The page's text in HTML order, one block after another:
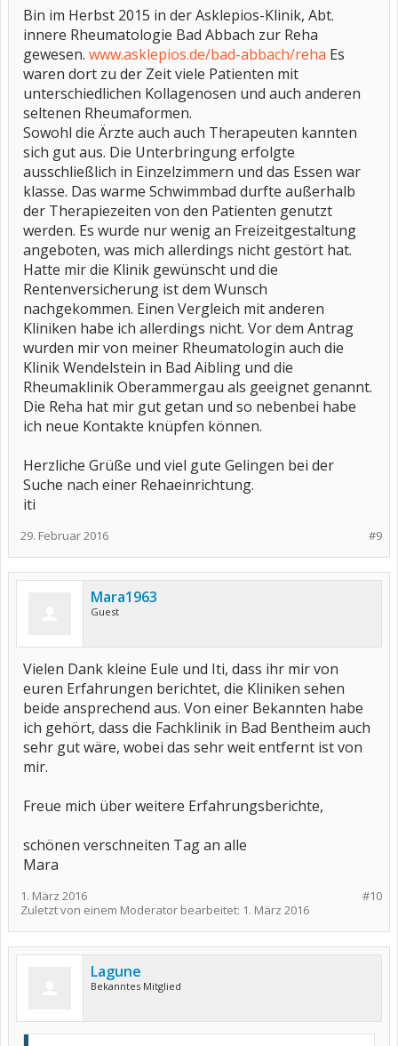
Bin im Herbst 2015 in der Asklepios-Klinik, Abt.
innere Rheumatologie Bad Abbach zur Reha
gewesen. www.asklepios.de/bad-abbach/reha Es
waren dort zu der Zeit viele Patienten mit
unterschiedlichen Kollagenosen und auch anderen
seltenen Rheumaformen.
Sowohl die Ärzte auch auch Therapeuten kannten
sich gut aus. Die Unterbringung erfolgte
ausschließlich in Einzelzimmern und das Essen war
klasse. Das warme Schwimmbad durfte außerhalb
der Therapiezeiten von den Patienten genutzt
werden. Es wurde nur wenig an Freizeitgestaltung
angeboten, was mich allerdings nicht gestört hat.
Hatte mir die Klinik gewünscht und die
Rentenversicherung ist dem Wunsch
nachgekommen. Einen Vergleich mit anderen
Kliniken habe ich allerdings nicht. Vor dem Antrag
wurden mir von meiner Rheumatologin auch die
Klinik Wendelstein in Bad Aibling und die
Rheumaklinik Oberammergau als geeignet genannt.
Die Reha hat mir gut getan und so nebenbei habe
ich neue Kontakte knüpfen können.
Herzliche Grüße und viel gute Gelingen bei der
Suche nach einer Rehaeinrichtung.
iti
#9
29. Februar 2016
Mara1963
Guest
Vielen Dank kleine Eule und Iti, dass ihr mir von
euren Erfahrungen berichtet, die Kliniken sehen
beide ansprechend aus. Von einer Bekannten habe
ich gehört, dass die Fachklinik in Bad Bentheim auch
sehr gut wäre, wobei das sehr weit entfernt ist von
mir.
Freue mich über weitere Erfahrungsberichte,
schönen verschneiten Tag an alle
Mara
#10
1. März 2016
Zuletzt von einem Moderator bearbeitet: 1. März 2016
Lagune
Bekanntes Mitglied